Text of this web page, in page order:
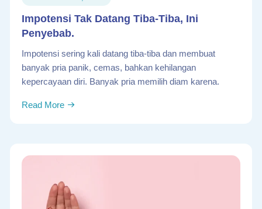
Impotensi Tak Datang Tiba-Tiba, Ini
Penyebab.
Impotensi sering kali datang tiba-tiba dan membuat
banyak pria panik, cemas, bahkan kehilangan
kepercayaan diri. Banyak pria memilih diam karena.
Read More